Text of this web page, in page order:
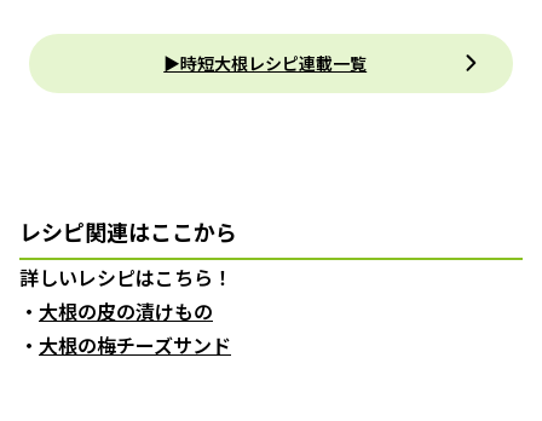
▶時短大根レシピ連載一覧
レシピ関連はここから
詳しいレシピはこちら！
・ 大根の皮の漬けもの
・ 大根の梅チーズサンド